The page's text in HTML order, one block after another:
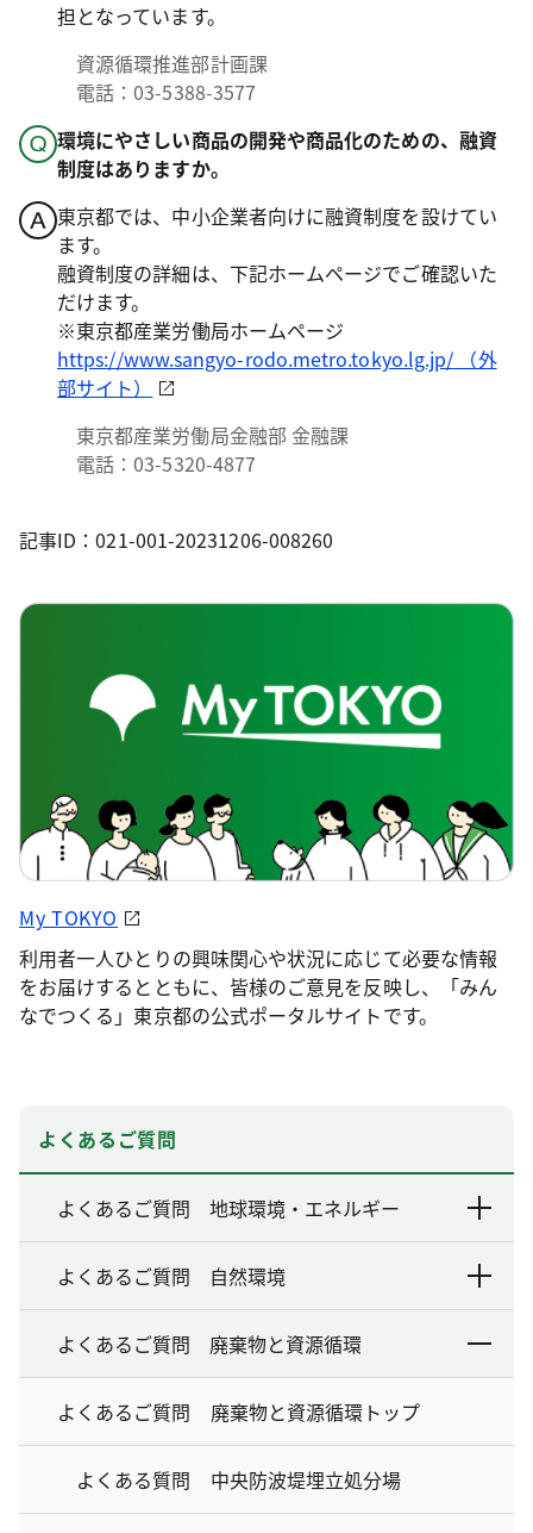
担となっています。
資源循環推進部計画課
電話：03-5388-3577
環境にやさしい商品の開発や商品化のための、融資
制度はありますか。
東京都では、中小企業者向けに融資制度を設けてい
ます。
融資制度の詳細は、下記ホームページでご確認いた
だけます。
※東京都産業労働局ホームページ
https://www.sangyo-rodo.metro.tokyo.lg.jp/ （外
部サイト）
東京都産業労働局金融部 金融課
電話：03-5320-4877
記事ID：021-001-20231206-008260
My TOKYO
利用者一人ひとりの興味関心や状況に応じて必要な情報
をお届けするとともに、皆様のご意見を反映し、「みん
なでつくる」東京都の公式ポータルサイトです。
よくあるご質問
よくあるご質問 地球環境・エネルギー
よくあるご質問 自然環境
よくあるご質問 廃棄物と資源循環
よくあるご質問 廃棄物と資源循環トップ
よくある質問 中央防波堤埋立処分場